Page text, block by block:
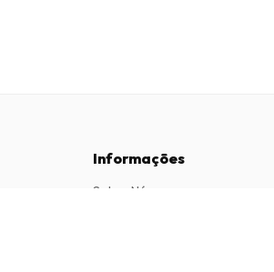
Informações
Sobre Nós